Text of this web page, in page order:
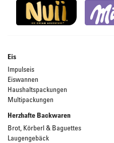
Eis
Impulseis
Eiswannen
Haushaltspackungen
Multipackungen
Herzhafte Backwaren
Brot, Körberl & Baguettes
Laugengebäck